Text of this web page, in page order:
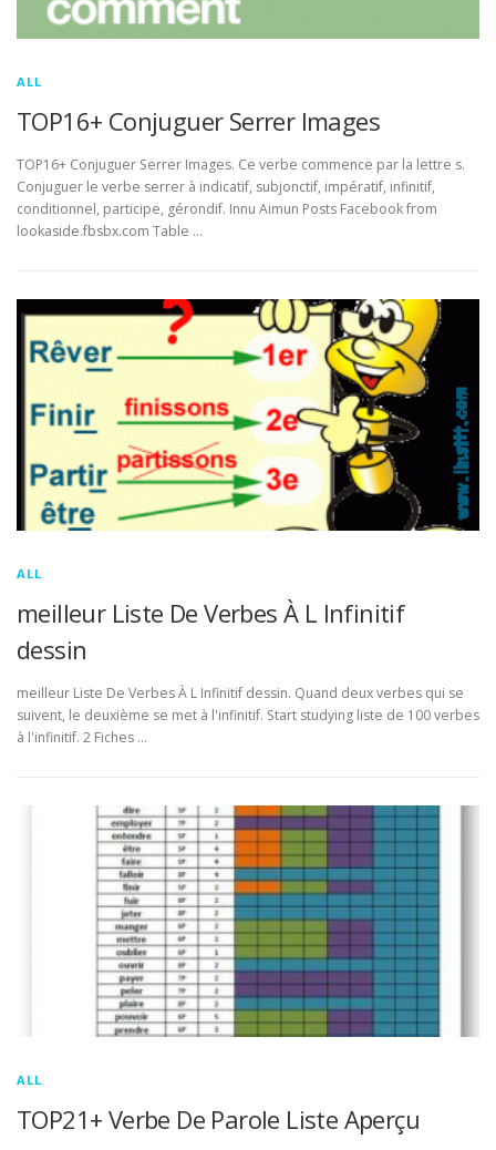
ALL
TOP16+ Conjuguer Serrer Images
TOP16+ Conjuguer Serrer Images. Ce verbe commence par la lettre s.
Conjuguer le verbe serrer à indicatif, subjonctif, impératif, infinitif,
conditionnel, participe, gérondif. Innu Aimun Posts Facebook from
lookaside.fbsbx.com Table …
ALL
meilleur Liste De Verbes À L Infinitif
dessin
meilleur Liste De Verbes À L Infinitif dessin. Quand deux verbes qui se
suivent, le deuxième se met à l'infinitif. Start studying liste de 100 verbes
à l'infinitif. 2 Fiches …
ALL
TOP21+ Verbe De Parole Liste Aperçu